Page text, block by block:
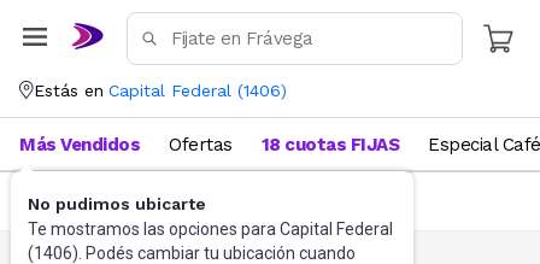
Estás en Capital Federal (1406)
No pudimos ubicarte
Te mostramos las opciones para Capital Federal
(1406). Podés cambiar tu ubicación cuando
Más Vendidos Ofertas 18 cuotas FIJAS Especial Café